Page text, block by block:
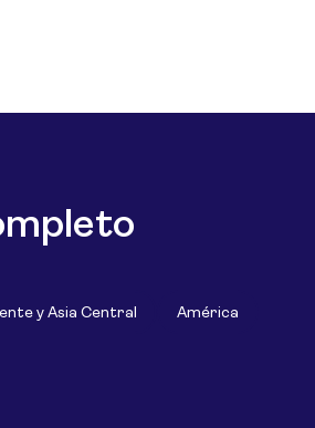
y Asia Central América